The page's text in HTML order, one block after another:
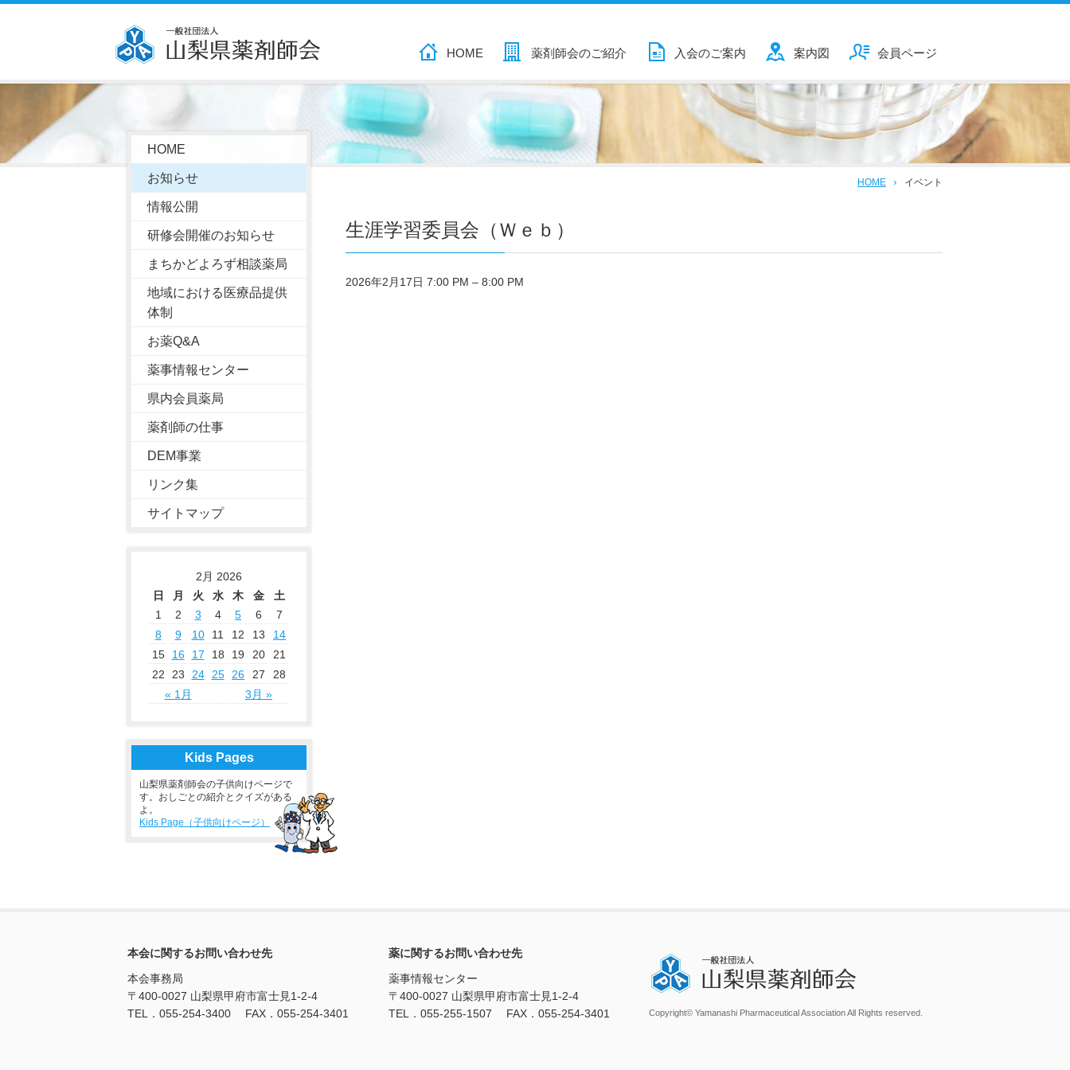
HOME 薬剤師会のご紹介 入会のご案内 案内図 会員ページ
HOME イベント
HOME
お知らせ
情報公開
研修会開催のお知らせ
まちかどよろず相談薬局
地域における医療品提供
体制
お薬Q&A
薬事情報センター
県内会員薬局
薬剤師の仕事
DEM事業
リンク集
サイトマップ
2月 2026
日
月 火 水 木 金
土
1
2 3 4 5 6
7
8
9 10 11 12 13
14
15
16 17 18 19 20
21
22
23 24 25 26 27
28
« 1月
3月 »
Kids Pages
山梨県薬剤師会の子供向けページで
す。おしごとの紹介とクイズがある
よ。
Kids Page（子供向けページ）
生涯学習委員会（Ｗｅｂ）
2026年2月17日 7:00 PM – 8:00 PM
本会に関するお問い合わせ先
本会事務局
〒400-0027 山梨県甲府市富士見1-2-4
TEL．055-254-3400 FAX．055-254-3401
薬に関するお問い合わせ先
薬事情報センター
〒400-0027 山梨県甲府市富士見1-2-4
TEL．055-255-1507 FAX．055-254-3401
Copyright© Yamanashi Pharmaceutical Association All Rights reserved.